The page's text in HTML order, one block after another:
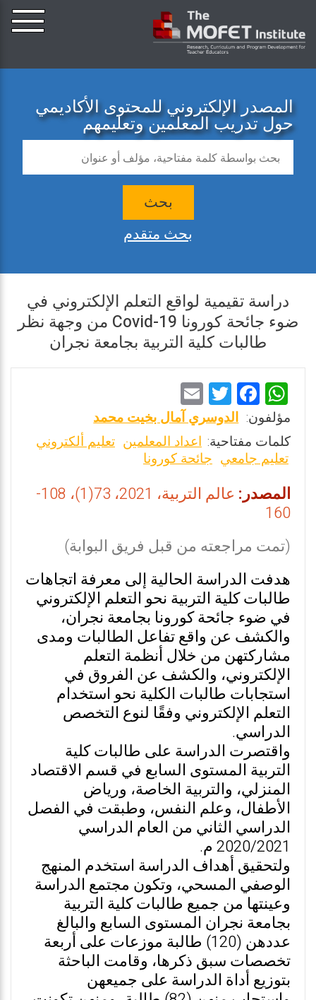
المصدر الإلكتروني للمحتوى الأكاديمي
حول تدريب المعلمين وتعليمهم
بحث
بحث متقدم
دراسة تقيمية لواقع التعلم الإلكتروني في
ضوء جائحة كورونا Covid-19 من وجهة نظر
طالبات كلية التربية بجامعة نجران
W
h
at
s
A
p
F
a
ce
b
o
o
T
wi
tt
er
m
ai
l
مؤلفون: الدوسري آمال بخيت محمد
كلمات مفتاحية: اعداد المعلمين تعليم ألكتروني
تعليم جامعي جائحة كورونا
المصدر:
عالم التربية، 2021، 73(1)، 108-
160
(تمت مراجعته من قبل فريق البوابة)
هدفت الدراسة الحالية إلى معرفة اتجاهات
طالبات كلية التربية نحو التعلم الإلكتروني
في ضوء جائحة كورونا بجامعة نجران،
والكشف عن واقع تفاعل الطالبات ومدى
مشاركتهن من خلال أنظمة التعلم
الإلكتروني، والكشف عن الفروق في
استجابات طالبات الكلية نحو استخدام
التعلم الإلكتروني وفقًا لنوع التخصص
الدراسي.
واقتصرت الدراسة على طالبات كلية
التربية المستوى السابع في قسم الاقتصاد
المنزلي، والتربية الخاصة، ورياض
الأطفال، وعلم النفس، وطبقت في الفصل
الدراسي الثاني من العام الدراسي
2020/2021 م.
ولتحقيق أهداف الدراسة استخدم المنهج
الوصفي المسحي، وتكون مجتمع الدراسة
وعينتها من جميع طالبات كلية التربية
بجامعة نجران المستوى السابع والبالغ
عددهن (120) طالبة موزعات على أربعة
تخصصات سبق ذكرها، وقامت الباحثة
بتوزيع أداة الدراسة على جميعهن